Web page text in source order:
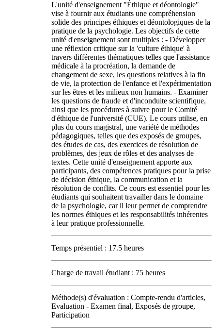
L'unité d'enseignement "Éthique et déontologie"
vise à fournir aux étudiants une compréhension
solide des principes éthiques et déontologiques de la
pratique de la psychologie. Les objectifs de cette
unité d'enseignement sont multiples : - Développer
une réflexion critique sur la 'culture éthique' à
travers différentes thématiques telles que l'assistance
médicale à la procréation, la demande de
changement de sexe, les questions relatives à la fin
de vie, la protection de l'enfance et l'expérimentation
sur les êtres et les milieux non humains. - Examiner
les questions de fraude et d'inconduite scientifique,
ainsi que les procédures à suivre pour le Comité
d'éthique de l'université (CUE). Le cours utilise, en
plus du cours magistral, une variété de méthodes
pédagogiques, telles que des exposés de groupes,
des études de cas, des exercices de résolution de
problèmes, des jeux de rôles et des analyses de
textes. Cette unité d'enseignement apporte aux
participants, des compétences pratiques pour la prise
de décision éthique, la communication et la
résolution de conflits. Ce cours est essentiel pour les
étudiants qui souhaitent travailler dans le domaine
de la psychologie, car il leur permet de comprendre
les normes éthiques et les responsabilités inhérentes
à leur pratique professionnelle.
Temps présentiel : 17.5 heures
Charge de travail étudiant : 75 heures
Méthode(s) d'évaluation : Compte-rendu d'articles,
Evaluation - Examen final, Exposés de groupe,
Participation